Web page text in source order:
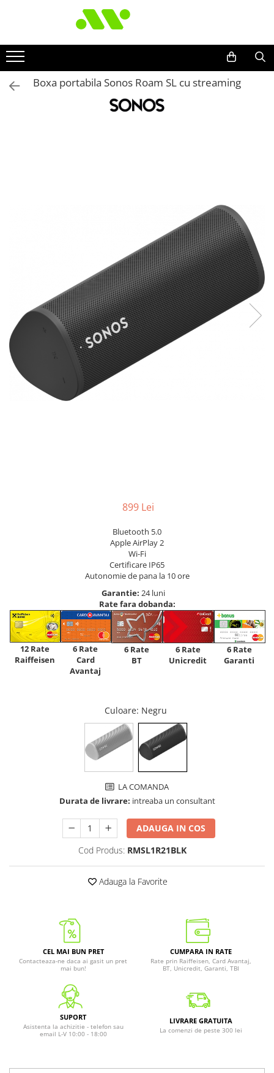
Boxa portabila Sonos Roam SL cu streaming
899 Lei
Bluetooth 5.0
Apple AirPlay 2
Wi-Fi
Certificare IP65
Autonomie de pana la 10 ore
Garantie: 24 luni
Rate fara dobanda:
12 Rate
Raiffeisen
6 Rate
Card
Avantaj
6 Rate
BT
6 Rate
Unicredit
6 Rate
Garanti
Culoare: Negru
LA COMANDA
Durata de livrare: intreaba un consultant
ADAUGA IN COS
Cod Produs: RMSL1R21BLK
Adauga la Favorite
CEL MAI BUN PRET
Contacteaza-ne daca ai gasit un pret
mai bun!
CUMPARA IN RATE
Rate prin Raiffeisen, Card Avantaj,
BT, Unicredit, Garanti, TBI
SUPORT
Asistenta la achizitie - telefon sau
email L-V 10:00 - 18:00
LIVRARE GRATUITA
La comenzi de peste 300 lei